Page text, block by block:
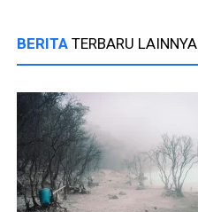
BERITA TERBARU LAINNYA